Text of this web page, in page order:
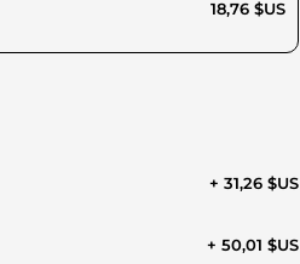
18,76 $US
+ 31,26 $US
+ 50,01 $US